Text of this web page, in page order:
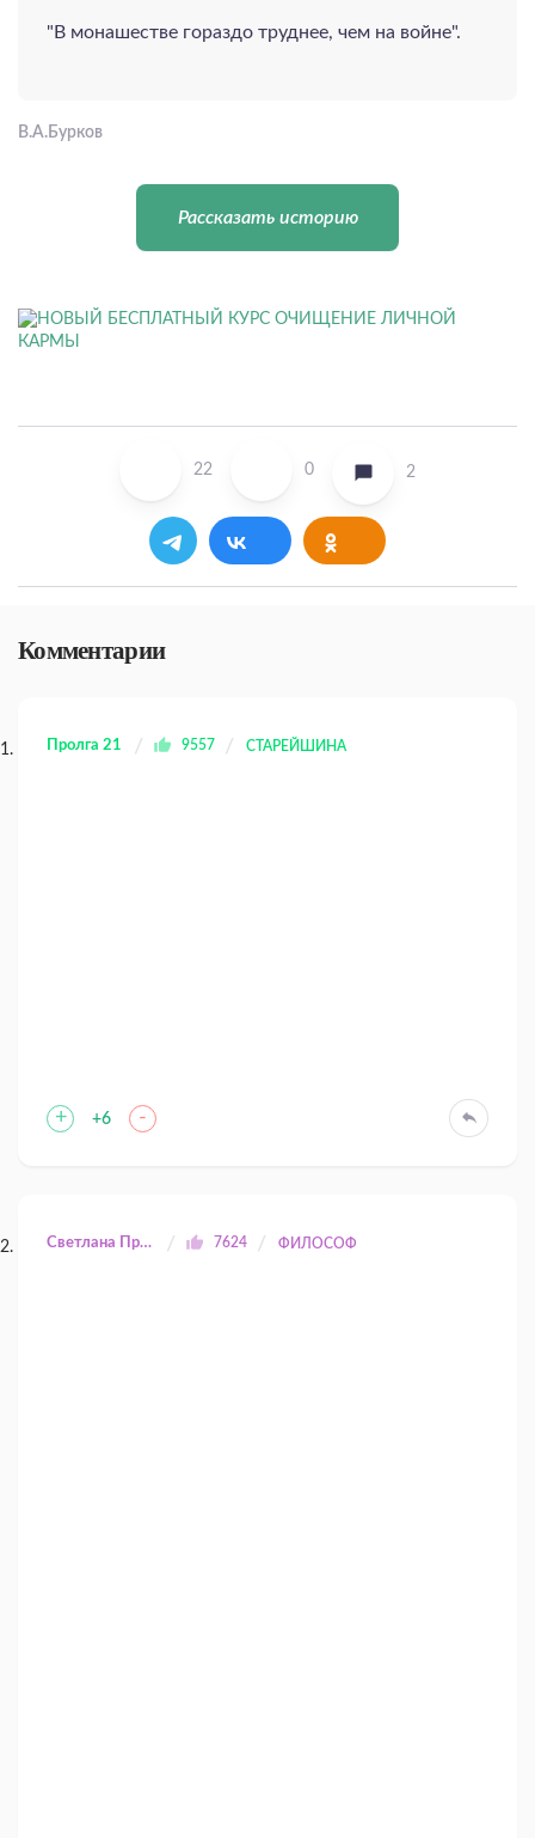
"В монашестве гораздо труднее, чем на войне".
В.А.Бурков
Рассказать историю
22 0 2
Комментарии
Пролга 21 9557 СТАРЕЙШИНА
+ +6 -
Светлана Прилуцкая 7624 ФИЛОСОФ